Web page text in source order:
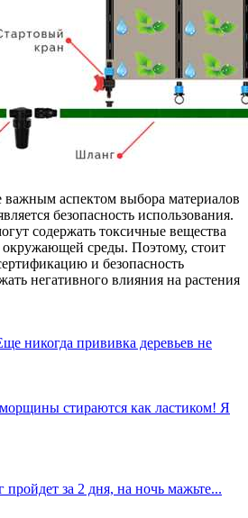
аспектом выбора материалов
безопасность использования.
содержать токсичные вещества
среды. Поэтому, стоит
и безопасность
негативного влияния на растения
никогда прививка деревьев не
стираются как ластиком! Я
пройдет за 2 дня, на ночь мажьте...